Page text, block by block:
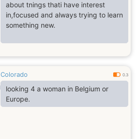
about tnings thati have interest
in,focused and always trying to learn
something new.
Colorado 0.3
looking 4 a woman in Belgium or
Europe.